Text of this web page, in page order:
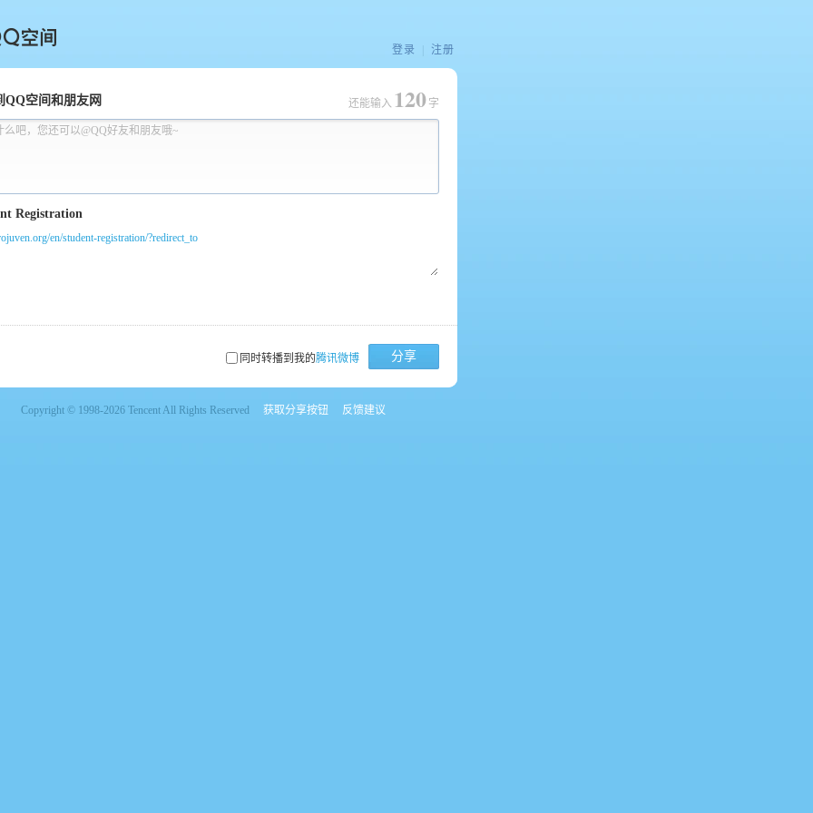
间
登录 注册
QQ空间和朋友网
么吧，您还可以@QQ好友和朋友哦~
还能输入 120 字
en/student-registration/?redirect_to
同时转播到我的腾讯微博 分享
Copyright © 1998-2026 Tencent All Rights Reserved 获取分享按钮 反馈建议